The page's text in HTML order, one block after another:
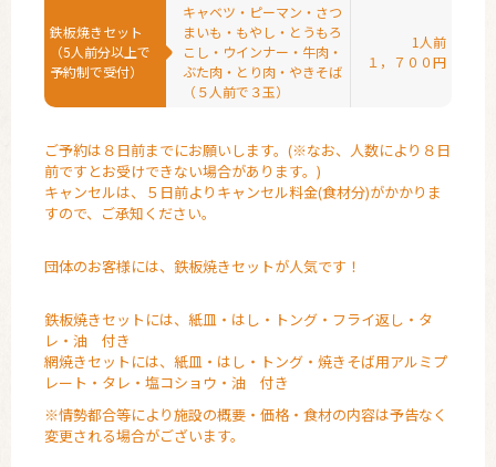
鉄板焼きセット
（5人前分以上で
予約制で受付）
キャベツ・ピーマン・さつ
まいも・もやし・とうもろ
こし・ ウインナー・牛肉・
ぶた肉・とり肉・やきそば
（５人前で３玉）
1人前
１，７００円
ご予約は８日前までにお願いします。(※なお、人数により８日
前ですとお受けできない場合があります。)
キャンセルは、５日前よりキャンセル料金(食材分)がかかりま
すので、ご承知ください。
団体のお客様には、鉄板焼きセットが人気です！
鉄板焼きセットには、紙皿・はし・トング・フライ返し・タ
レ・油 付き
網焼きセットには、紙皿・はし・トング・焼きそば用アルミプ
レート・タレ・塩コショウ・油 付き
※情勢都合等により施設の概要・価格・食材の内容は予告なく
変更される場合がございます。